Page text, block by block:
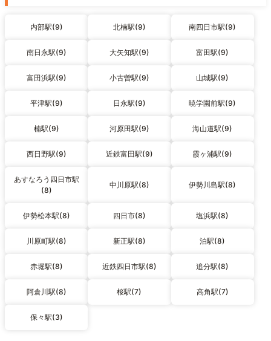
内部駅(9) 北楠駅(9) 南四日市駅(9)
南日永駅(9) 大矢知駅(9) 富田駅(9)
富田浜駅(9) 小古曽駅(9) 山城駅(9)
平津駅(9) 日永駅(9) 暁学園前駅(9)
楠駅(9) 河原田駅(9) 海山道駅(9)
西日野駅(9) 近鉄富田駅(9) 霞ヶ浦駅(9)
あすなろう四日市駅
(8)
中川原駅(8) 伊勢川島駅(8)
伊勢松本駅(8) 四日市(8) 塩浜駅(8)
川原町駅(8) 新正駅(8) 泊駅(8)
赤堀駅(8) 近鉄四日市駅(8) 追分駅(8)
阿倉川駅(8) 桜駅(7) 高角駅(7)
保々駅(3)